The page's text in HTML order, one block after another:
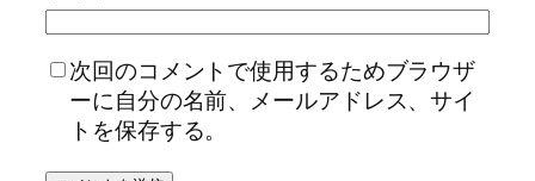
次回のコメントで使用するためブラウザ
ーに自分の名前、メールアドレス、サイ
トを保存する。